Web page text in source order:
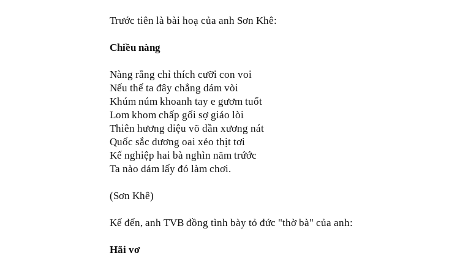
Trước tiên là bài hoạ của anh Sơn Khê:
Chiều nàng
Nàng rằng chỉ thích cưỡi con voi
Nếu thế ta đây chẳng dám vòi
Khúm núm khoanh tay e gươm tuốt
Lom khom chấp gối sợ giáo lòi
Thiên hương diệu võ dần xương nát
Quốc sắc dương oai xẻo thịt tơi
Kế nghiệp hai bà nghìn năm trứớc
Ta nào dám lấy đó làm chơi.
(Sơn Khê)
Kế đến, anh TVB đồng tình bày tỏ đức "thờ bà" của anh:
Hãi vợ